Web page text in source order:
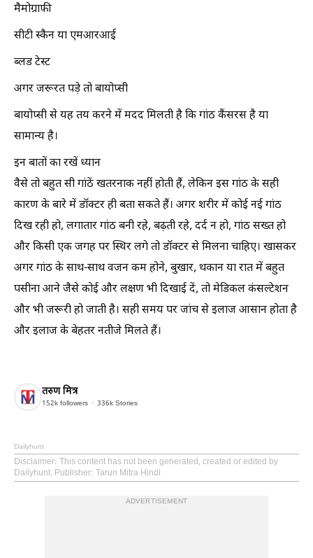
मैमोग्राफी
सीटी स्कैन या एमआरआई
ब्लड टेस्ट
अगर जरूरत पड़े तो बायोप्सी
बायोप्सी से यह तय करने में मदद मिलती है कि गांठ कैंसरस है या
सामान्य है।
इन बातों का रखें ध्यान
वैसे तो बहुत सी गांठें खतरनाक नहीं होती हैं, लेकिन इस गांठ के सही
कारण के बारे में डॉक्टर ही बता सकते हैं। अगर शरीर में कोई नई गांठ
दिख रही हो, लगातार गांठ बनी रहे, बढ़ती रहे, दर्द न हो, गांठ सख्त हो
और किसी एक जगह पर स्थिर लगे तो डॉक्टर से मिलना चाहिए। खासकर
अगर गांठ के साथ-साथ वजन कम होने, बुखार, थकान या रात में बहुत
पसीना आने जैसे कोई और लक्षण भी दिखाई दें, तो मेडिकल कंसल्टेशन
और भी जरूरी हो जाती है। सही समय पर जांच से इलाज आसान होता है
और इलाज के बेहतर नतीजे मिलते हैं।
तरुण मित्र
152k followers 336k Stories
Dailyhunt
Disclaimer: This content has not been generated, created or edited by
Dailyhunt. Publisher: Tarun Mitra Hindi
ADVERTISEMENT